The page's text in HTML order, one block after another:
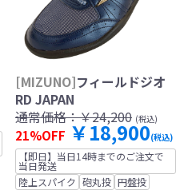
[MIZUNO]フィールドジオ
RD JAPAN
通常価格：￥24,200 (税込)
21%OFF ￥18,900(税込)
【即日】当日14時までのご注文で
当日発送
陸上スパイク 砲丸投 円盤投